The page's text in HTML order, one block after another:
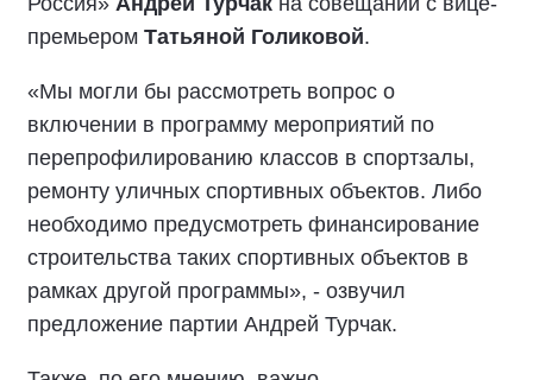
премьером Татьяной Голиковой.
«Мы могли бы рассмотреть вопрос о
включении в программу мероприятий по
перепрофилированию классов в спортзалы,
ремонту уличных спортивных объектов. Либо
необходимо предусмотреть финансирование
строительства таких спортивных объектов в
рамках другой программы», - озвучил
предложение партии Андрей Турчак.